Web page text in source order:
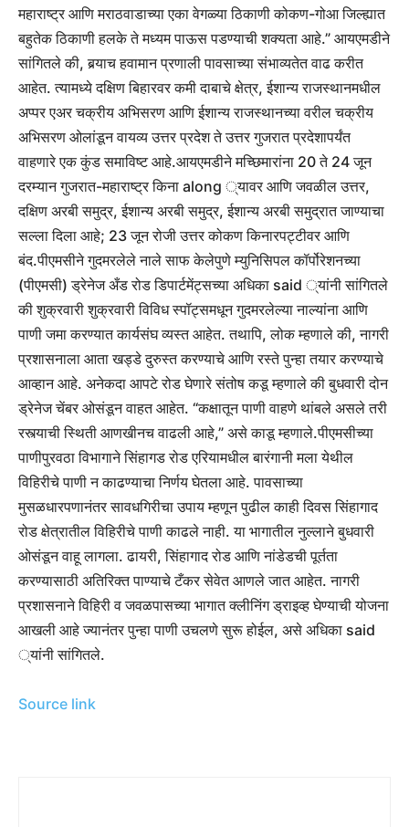
महाराष्ट्र आणि मराठवाडाच्या एका वेगळ्या ठिकाणी कोकण-गोआ जिल्ह्यात
बहुतेक ठिकाणी हलके ते मध्यम पाऊस पडण्याची शक्यता आहे.” आयएमडीने
सांगितले की, बर्‍याच हवामान प्रणाली पावसाच्या संभाव्यतेत वाढ करीत
आहेत. त्यामध्ये दक्षिण बिहारवर कमी दाबाचे क्षेत्र, ईशान्य राजस्थानमधील
अप्पर एअर चक्रीय अभिसरण आणि ईशान्य राजस्थानच्या वरील चक्रीय
अभिसरण ओलांडून वायव्य उत्तर प्रदेश ते उत्तर गुजरात प्रदेशापर्यंत
वाहणारे एक कुंड समाविष्ट आहे.आयएमडीने मच्छिमारांना 20 ते 24 जून
दरम्यान गुजरात-महाराष्ट्र किना along ्यावर आणि जवळील उत्तर,
दक्षिण अरबी समुद्र, ईशान्य अरबी समुद्र, ईशान्य अरबी समुद्रात जाण्याचा
सल्ला दिला आहे; 23 जून रोजी उत्तर कोकण किनारपट्टीवर आणि
बंद.पीएमसीने गुदमरलेले नाले साफ केलेपुणे म्युनिसिपल कॉर्पोरेशनच्या
(पीएमसी) ड्रेनेज अँड रोड डिपार्टमेंट्सच्या अधिका said ्यांनी सांगितले
की शुक्रवारी शुक्रवारी विविध स्पॉट्समधून गुदमरलेल्या नाल्यांना आणि
पाणी जमा करण्यात कार्यसंघ व्यस्त आहेत.तथापि, लोक म्हणाले की, नागरी
प्रशासनाला आता खड्डे दुरुस्त करण्याचे आणि रस्ते पुन्हा तयार करण्याचे
आव्हान आहे. अनेकदा आपटे रोड घेणारे संतोष कडू म्हणाले की बुधवारी दोन
ड्रेनेज चेंबर ओसंडून वाहत आहेत. “कक्षातून पाणी वाहणे थांबले असले तरी
रस्त्याची स्थिती आणखीनच वाढली आहे,” असे काडू म्हणाले.पीएमसीच्या
पाणीपुरवठा विभागाने सिंहागड रोड एरियामधील बारंगानी मला येथील
विहिरीचे पाणी न काढण्याचा निर्णय घेतला आहे. पावसाच्या
मुसळधारपणानंतर सावधगिरीचा उपाय म्हणून पुढील काही दिवस सिंहागाद
रोड क्षेत्रातील विहिरीचे पाणी काढले नाही. या भागातील नुल्लाने बुधवारी
ओसंडून वाहू लागला. ढायरी, सिंहागाद रोड आणि नांडेडची पूर्तता
करण्यासाठी अतिरिक्त पाण्याचे टँकर सेवेत आणले जात आहेत. नागरी
प्रशासनाने विहिरी व जवळपासच्या भागात क्लीनिंग ड्राइव्ह घेण्याची योजना
आखली आहे ज्यानंतर पुन्हा पाणी उचलणे सुरू होईल, असे अधिका said
्यांनी सांगितले.
Source link